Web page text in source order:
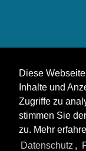
Diese
Inhalte und
Zugriffe zu
stimmen Sie
zu. Mehr
Datenschutz ,